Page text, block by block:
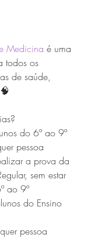
Medicina é uma
todos os
de saúde,
do 6º ao 9º
pessoa
a prova da
sem estar
ao 9º
do Ensino
pessoa